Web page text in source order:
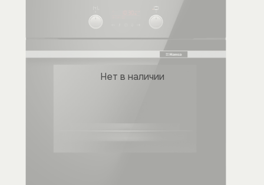
Нет в наличии